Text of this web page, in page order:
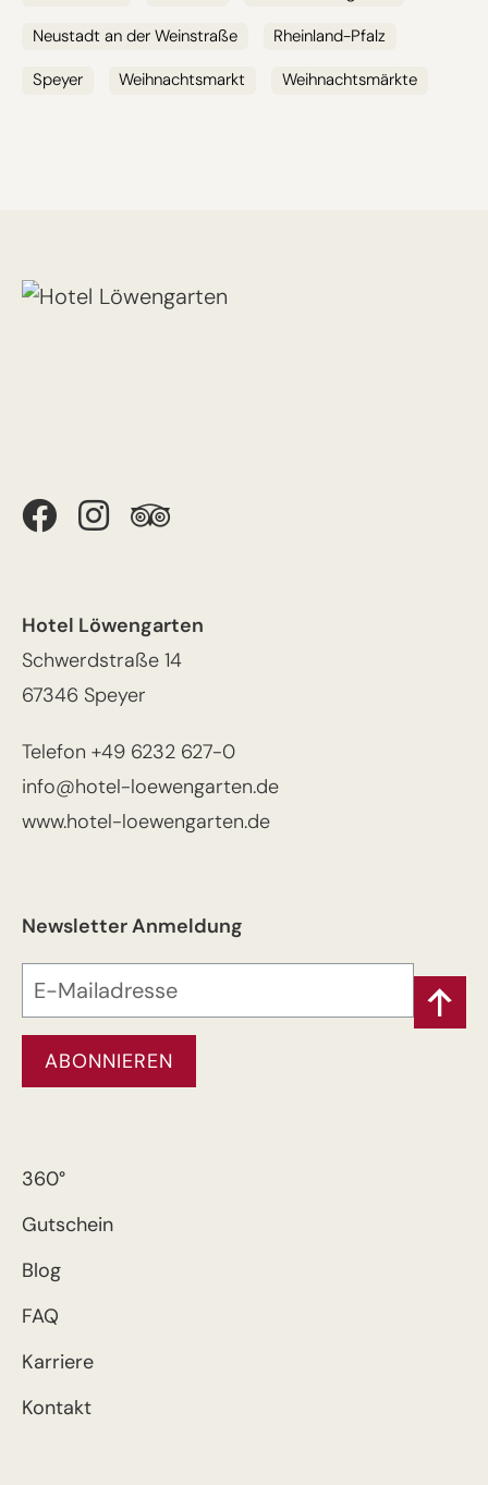
Neustadt an der Weinstraße Rheinland-Pfalz
Speyer Weihnachtsmarkt Weihnachtsmärkte
Hotel Löwengarten
Schwerdstraße 14
67346 Speyer
Telefon +49 6232 627-0
info@hotel-loewengarten.de
www.hotel-loewengarten.de
Newsletter Anmeldung
360°
Gutschein
Blog
FAQ
Karriere
Kontakt